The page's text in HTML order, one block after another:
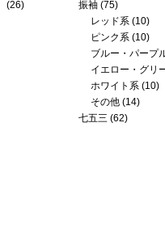
(26)
振袖(75)
レッド系(10)
ピンク系(10)
ブルー・パープ
イエロー・グリ
ホワイト系(10)
その他(14)
七五三 (62)